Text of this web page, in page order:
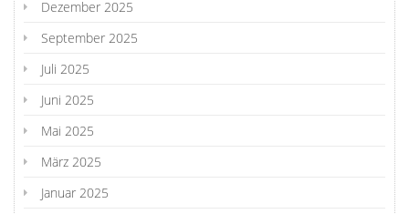
Dezember 2025
September 2025
Juli 2025
Juni 2025
Mai 2025
März 2025
Januar 2025